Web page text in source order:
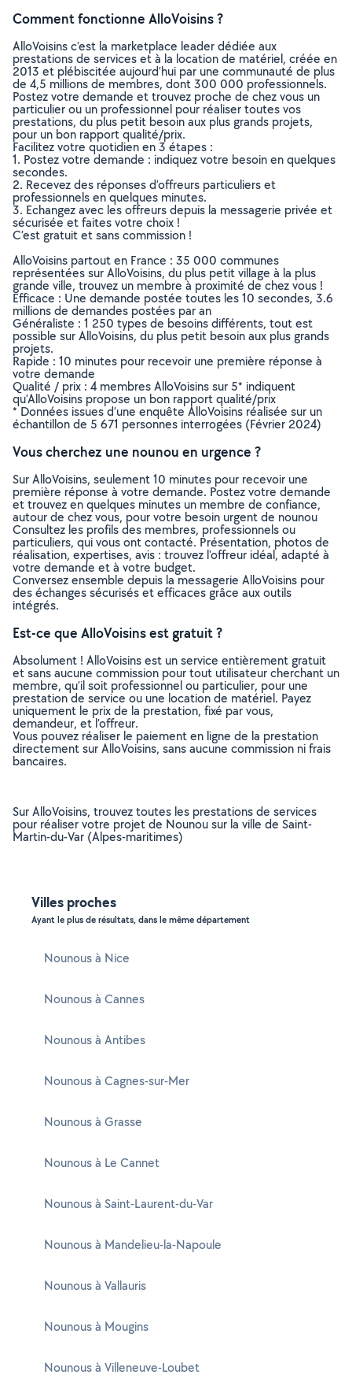
Comment fonctionne AlloVoisins ?
AlloVoisins c’est la marketplace leader dédiée aux
prestations de services et à la location de matériel, créée en
2013 et plébiscitée aujourd’hui par une communauté de plus
de 4,5 millions de membres, dont 300 000 professionnels.
Postez votre demande et trouvez proche de chez vous un
particulier ou un professionnel pour réaliser toutes vos
prestations, du plus petit besoin aux plus grands projets,
pour un bon rapport qualité/prix.
Facilitez votre quotidien en 3 étapes :
1. Postez votre demande : indiquez votre besoin en quelques
secondes.
2. Recevez des réponses d’offreurs particuliers et
professionnels en quelques minutes.
3. Echangez avec les offreurs depuis la messagerie privée et
sécurisée et faites votre choix !
C’est gratuit et sans commission !
AlloVoisins partout en France : 35 000 communes
représentées sur AlloVoisins, du plus petit village à la plus
grande ville, trouvez un membre à proximité de chez vous !
Efficace : Une demande postée toutes les 10 secondes, 3.6
millions de demandes postées par an
Généraliste : 1 250 types de besoins différents, tout est
possible sur AlloVoisins, du plus petit besoin aux plus grands
projets.
Rapide : 10 minutes pour recevoir une première réponse à
votre demande
Qualité / prix : 4 membres AlloVoisins sur 5* indiquent
qu’AlloVoisins propose un bon rapport qualité/prix
* Données issues d’une enquête AlloVoisins réalisée sur un
échantillon de 5 671 personnes interrogées (Février 2024)
Vous cherchez une nounou en urgence ?
Sur AlloVoisins, seulement 10 minutes pour recevoir une
première réponse à votre demande. Postez votre demande
et trouvez en quelques minutes un membre de confiance,
autour de chez vous, pour votre besoin urgent de nounou
Consultez les profils des membres, professionnels ou
particuliers, qui vous ont contacté. Présentation, photos de
réalisation, expertises, avis : trouvez l'offreur idéal, adapté à
votre demande et à votre budget.
Conversez ensemble depuis la messagerie AlloVoisins pour
des échanges sécurisés et efficaces grâce aux outils
intégrés.
Est-ce que AlloVoisins est gratuit ?
Absolument ! AlloVoisins est un service entièrement gratuit
et sans aucune commission pour tout utilisateur cherchant un
membre, qu’il soit professionnel ou particulier, pour une
prestation de service ou une location de matériel. Payez
uniquement le prix de la prestation, fixé par vous,
demandeur, et l’offreur.
Vous pouvez réaliser le paiement en ligne de la prestation
directement sur AlloVoisins, sans aucune commission ni frais
bancaires.
Sur AlloVoisins, trouvez toutes les prestations de services
pour réaliser votre projet de Nounou sur la ville de Saint-
Martin-du-Var (Alpes-maritimes)
Villes proches
Ayant le plus de résultats, dans le même département
Nounous à Nice
Nounous à Cannes
Nounous à Antibes
Nounous à Cagnes-sur-Mer
Nounous à Grasse
Nounous à Le Cannet
Nounous à Saint-Laurent-du-Var
Nounous à Mandelieu-la-Napoule
Nounous à Vallauris
Nounous à Mougins
Nounous à Villeneuve-Loubet